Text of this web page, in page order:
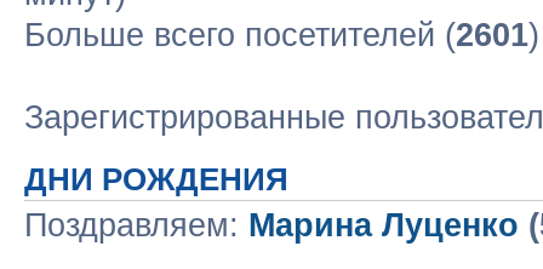
Больше всего посетителей (2601
Зарегистрированные
ДНИ РОЖДЕНИЯ
Поздравляем: Марина Луценко